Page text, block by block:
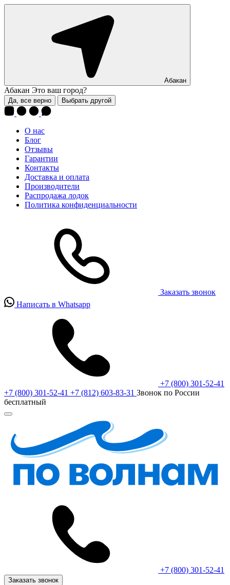
Абакан
Абакан Это ваш город?
Да, все верно Выбрать другой
О нас
Блог
Отзывы
Гарантии
Контакты
Доставка и оплата
Производители
Распродажа лодок
Политика конфиденциальности
Заказать звонок
Написать в Whatsapp
+7 (800) 301-52-41
+7 (800) 301-52-41 +7 (812) 603-83-31 Звонок по России
бесплатный
+7 (800) 301-52-41
Заказать звонок